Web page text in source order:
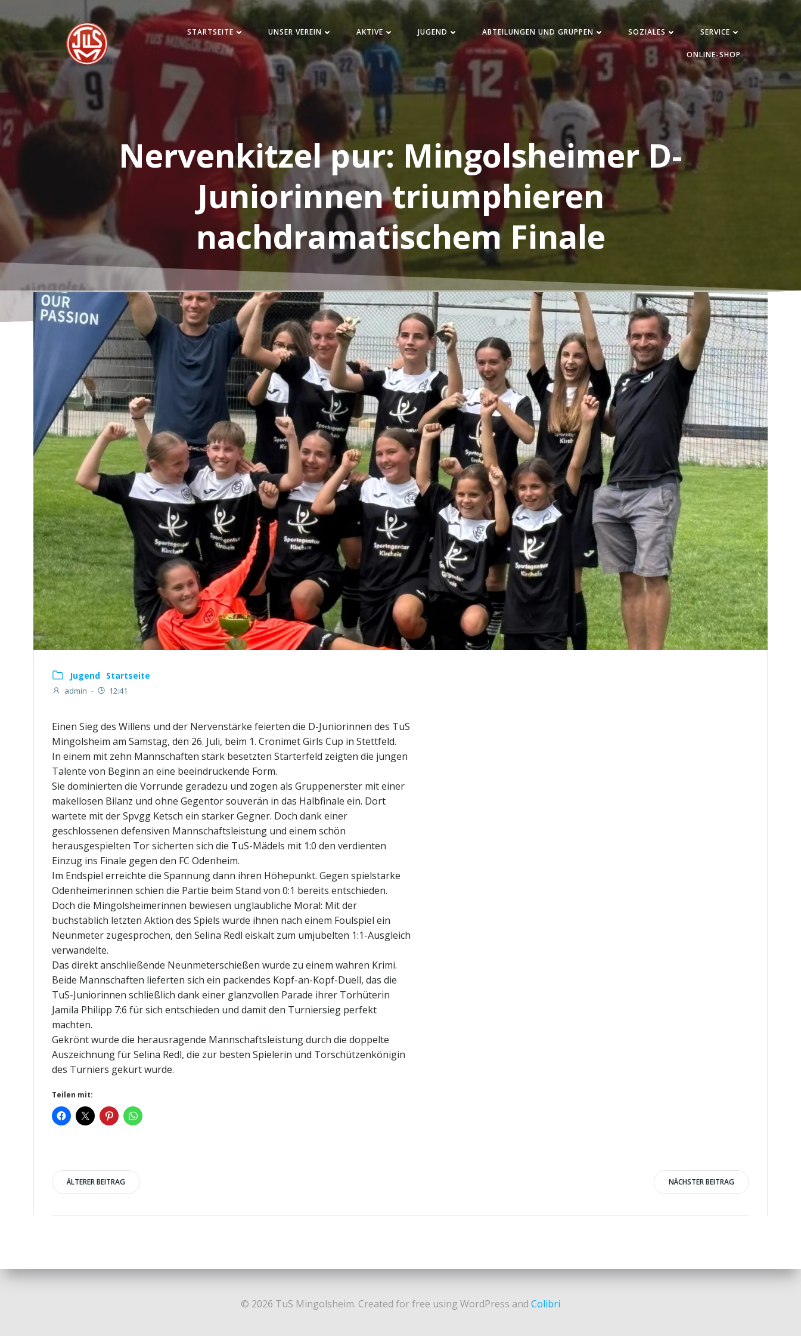
Inhalt
STARTSEITE UNSER VEREIN AKTIVE JUGEND ABTEILUNGEN UND GRUPPEN SOZIALES SERVICE
ONLINE-SHOP
Nervenkitzel pur: Mingolsheimer D-
Juniorinnen triumphieren
nachdramatischem Finale
Jugend Startseite
admin - 12:41
Einen Sieg des Willens und der Nervenstärke feierten die D-Juniorinnen des TuS
Mingolsheim am Samstag, den 26. Juli, beim 1. Cronimet Girls Cup in Stettfeld.
In einem mit zehn Mannschaften stark besetzten Starterfeld zeigten die jungen
Talente von Beginn an eine beeindruckende Form.
Sie dominierten die Vorrunde geradezu und zogen als Gruppenerster mit einer
makellosen Bilanz und ohne Gegentor souverän in das Halbfinale ein. Dort
wartete mit der Spvgg Ketsch ein starker Gegner. Doch dank einer
geschlossenen defensiven Mannschaftsleistung und einem schön
herausgespielten Tor sicherten sich die TuS-Mädels mit 1:0 den verdienten
Einzug ins Finale gegen den FC Odenheim.
Im Endspiel erreichte die Spannung dann ihren Höhepunkt. Gegen spielstarke
Odenheimerinnen schien die Partie beim Stand von 0:1 bereits entschieden.
Doch die Mingolsheimerinnen bewiesen unglaubliche Moral: Mit der
buchstäblich letzten Aktion des Spiels wurde ihnen nach einem Foulspiel ein
Neunmeter zugesprochen, den Selina Redl eiskalt zum umjubelten 1:1-Ausgleich
verwandelte.
Das direkt anschließende Neunmeterschießen wurde zu einem wahren Krimi.
Beide Mannschaften lieferten sich ein packendes Kopf-an-Kopf-Duell, das die
TuS-Juniorinnen schließlich dank einer glanzvollen Parade ihrer Torhüterin
Jamila Philipp 7:6 für sich entschieden und damit den Turniersieg perfekt
machten.
Gekrönt wurde die herausragende Mannschaftsleistung durch die doppelte
Auszeichnung für Selina Redl, die zur besten Spielerin und Torschützenkönigin
des Turniers gekürt wurde.
Teilen mit:
Post
navigation
ÄLTERER BEITRAG
navigation
NÄCHSTER BEITRAG
© 2026 TuS Mingolsheim. Created for free using WordPress and Colibri